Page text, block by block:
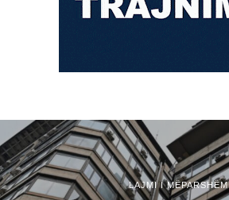
LAJMI I MËPARSHËM